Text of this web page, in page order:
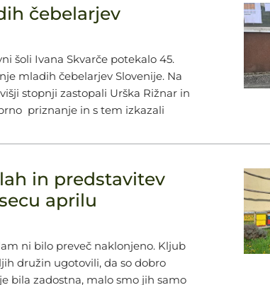
čebelarjev
šoli Ivana Skvarče potekalo 45.
mladih čebelarjev Slovenije. Na
stopnji zastopali Urška Rižnar in
priznanje in s tem izkazali
in predstavitev
aprilu
ni bilo preveč naklonjeno. Kljub
družin ugotovili, da so dobro
bila zadostna, malo smo jih samo